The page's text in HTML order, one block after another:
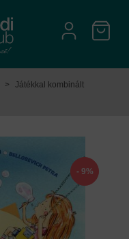
>
Játékkal kombinált
- 9%